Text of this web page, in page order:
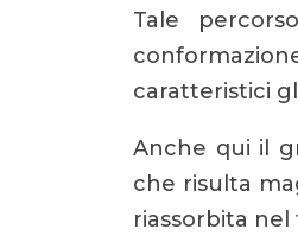
Tale
caratteristici
Anche qui il
che risulta
riassorbita nel